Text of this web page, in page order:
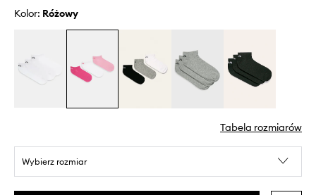
Kolor: różowy
Tabela rozmiarów
Wybierz rozmiar